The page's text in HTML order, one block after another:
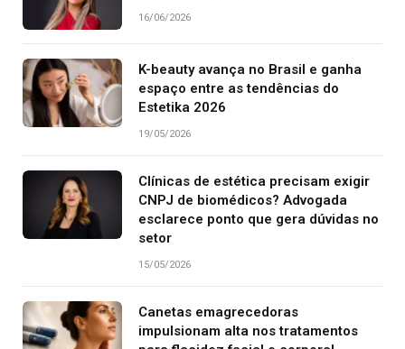
16/06/2026
K-beauty avança no Brasil e ganha
espaço entre as tendências do
Estetika 2026
19/05/2026
Clínicas de estética precisam exigir
CNPJ de biomédicos? Advogada
esclarece ponto que gera dúvidas no
setor
15/05/2026
Canetas emagrecedoras
impulsionam alta nos tratamentos